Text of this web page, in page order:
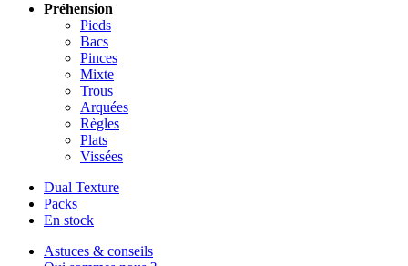
Préhension
Pieds
Bacs
Pinces
Mixte
Trous
Arquées
Règles
Plats
Vissées
Dual Texture
Packs
En stock
Astuces & conseils